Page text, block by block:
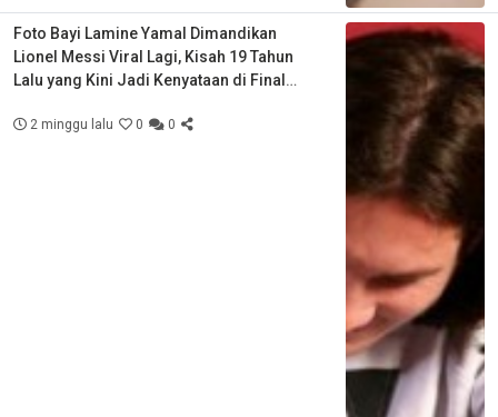
Foto Bayi Lamine Yamal Dimandikan
Lionel Messi Viral Lagi, Kisah 19 Tahun
Lalu yang Kini Jadi Kenyataan di Final
2 minggu lalu 0 0